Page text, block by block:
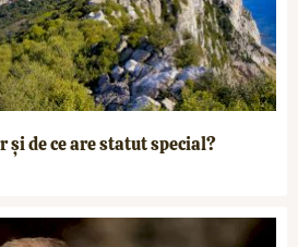
și de ce are statut special?